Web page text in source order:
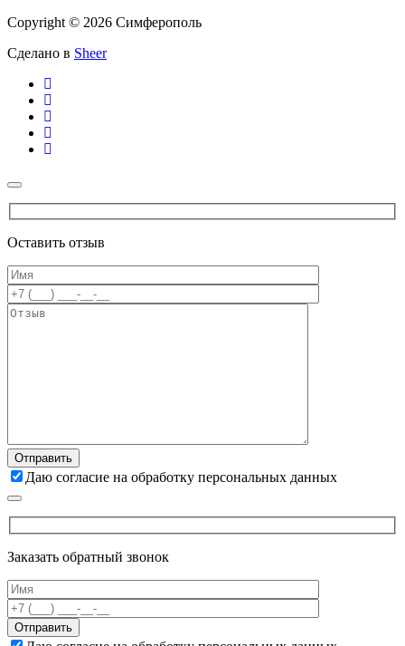
Copyright © 2026 Симферополь
Сделано в Sheer
Оставить отзыв
Даю согласие на обработку персональных данных
Заказать обратный звонок